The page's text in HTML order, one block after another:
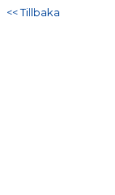
<< Tillbaka